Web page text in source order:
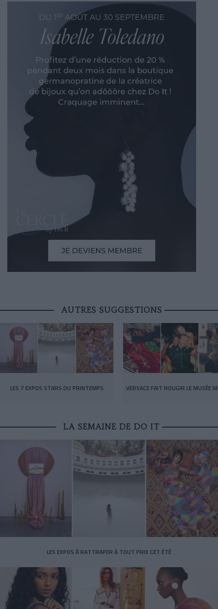
AUTRES SUGGESTIONS
LES 7 EXPOS STARS DU PRINTEMPS VERSACE FAIT ROUGIR LE MUSÉE
LA SEMAINE DE DO IT
LES EXPOS À RATTRAPER À TOUT PRIX CET ÉTÉ